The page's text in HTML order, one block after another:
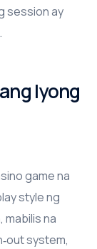
session ay
Iyong
game na
style ng
mabilis na
system,